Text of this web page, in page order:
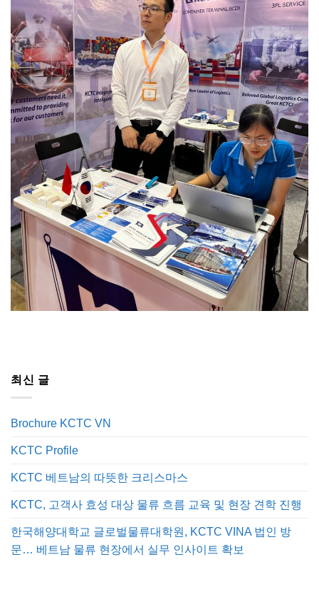
최신 글
Brochure KCTC VN
KCTC Profile
KCTC 베트남의 따뜻한 크리스마스
KCTC, 고객사 효성 대상 물류 흐름 교육 및 현장 견학 진행
한국해양대학교 글로벌물류대학원, KCTC VINA 법인 방
문… 베트남 물류 현장에서 실무 인사이트 확보